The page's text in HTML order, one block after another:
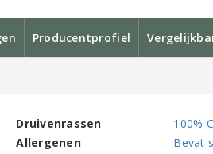
Producentprofiel
Druivenrassen
100%
Allergenen
Bevat